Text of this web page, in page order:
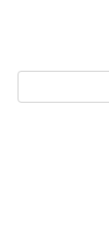
Search: